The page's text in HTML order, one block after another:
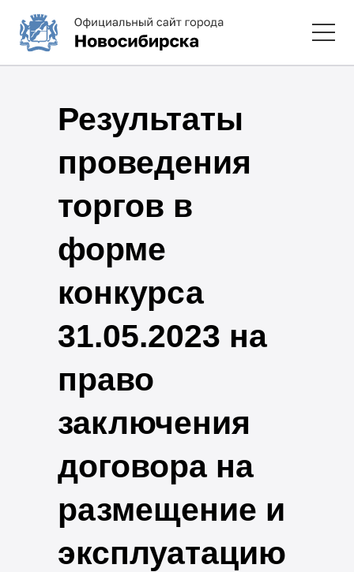
Результаты
проведения
торгов в
форме
конкурса
31.05.2023 на
право
заключения
договора на
размещение и
эксплуатацию